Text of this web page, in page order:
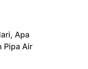
Apa
Pipa Air